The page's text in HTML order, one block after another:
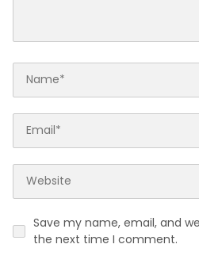
Save my name, email, and
the next time I comment.